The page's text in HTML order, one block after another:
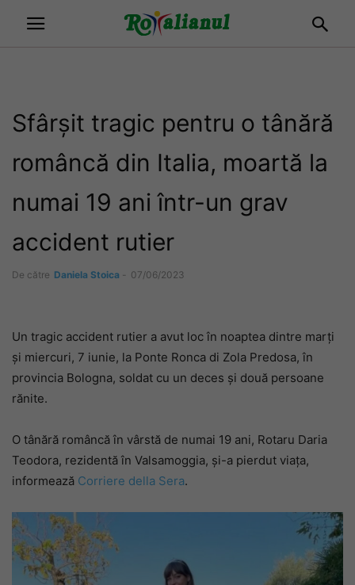
Sfârșit tragic pentru o tânără
româncă din Italia, moartă la
numai 19 ani într-un grav
accident rutier
De către Daniela Stoica - 07/06/2023
Un tragic accident rutier a avut loc în noaptea dintre marți
și miercuri, 7 iunie, la Ponte Ronca di Zola Predosa, în
provincia Bologna, soldat cu un deces și două persoane
rănite.
O tânără româncă în vârstă de numai 19 ani, Rotaru Daria
Teodora, rezidentă în Valsamoggia, și-a pierdut viața,
informează Corriere della Sera.